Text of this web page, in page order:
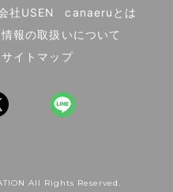
イト）
社USEN
canaeruとは
報の取扱いについて
サイトマップ
All Rights Reserved.